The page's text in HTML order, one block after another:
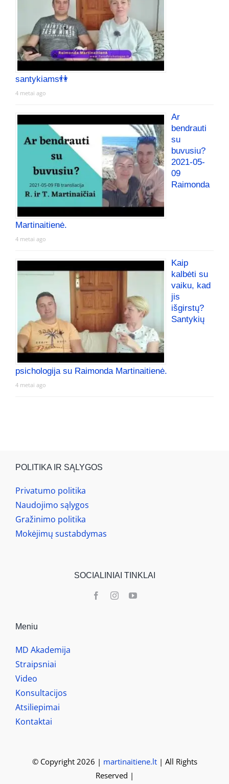
santykiams👫
4 metai ago
Ar
bendrauti
su
buvusiu?
2021-05-
09
Raimonda
Martinaitienė.
4 metai ago
Kaip
kalbėti su
vaiku, kad
jis
išgirstų?
Santykių
psichologija su Raimonda Martinaitienė.
4 metai ago
POLITIKA IR SĄLYGOS
Privatumo politika
Naudojimo sąlygos
Gražinimo politika
Mokėjimų sustabdymas
SOCIALINIAI TINKLAI
Meniu
MD Akademija
Straipsniai
Video
Konsultacijos
Atsiliepimai
Kontaktai
© Copyright 2026 | martinaitiene.lt| All Rights
Reserved |